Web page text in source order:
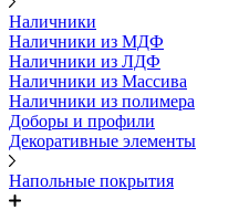
Наличники
Наличники из МДФ
Наличники из ЛДФ
Наличники из Массива
Наличники из полимера
Доборы и профили
Декоративные элементы
Напольные покрытия